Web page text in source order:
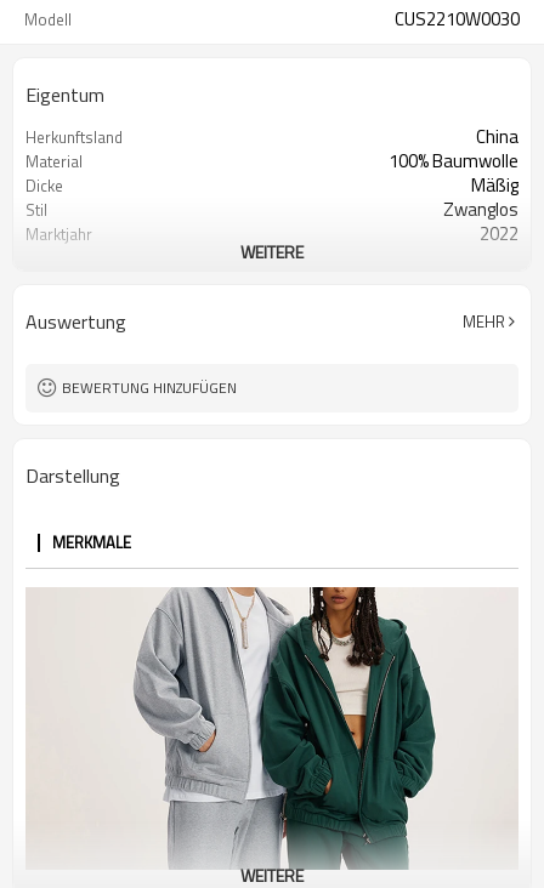
Modell CUS2210W0030
Eigentum
Herkunftsland China
Material 100% Baumwolle
Dicke Mäßig
Stil Zwanglos
Marktjahr 2022
WEITERE
Auswertung MEHR
BEWERTUNG HINZUFÜGEN
Darstellung
MERKMALE
WEITERE